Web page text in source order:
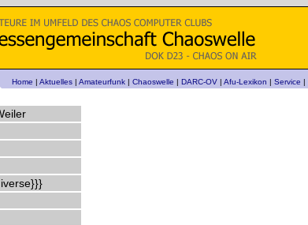
Home | Aktuelles | Amateurfunk | Chaoswelle | DARC-OV | Afu-Lexikon | Service |